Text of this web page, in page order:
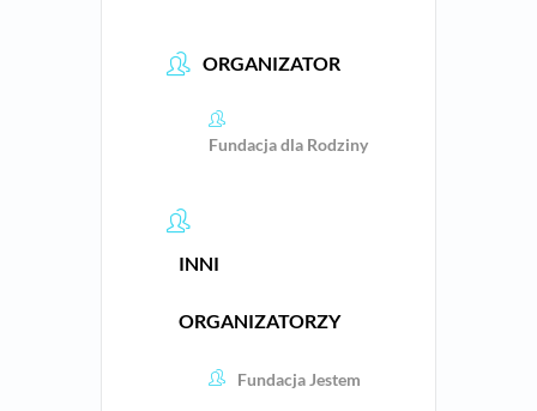
ORGANIZATOR
Fundacja dla Rodziny
INNI
ORGANIZATORZY
Fundacja Jestem